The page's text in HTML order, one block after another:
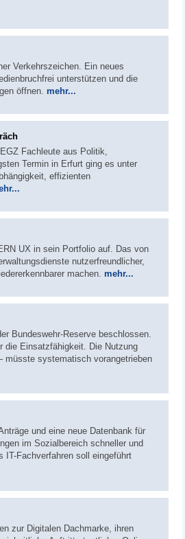
Verkehrszeichen. Ein neues
unterstützen und die
öffnen. mehr...
Fachleute aus Politik,
Termin in Erfurt ging es unter
effizienten
UX in sein Portfolio auf. Das von
nutzerfreundlicher,
machen. mehr...
Bundeswehr-Reserve beschlossen.
die Einsatzfähigkeit. Die Nutzung
müsste systematisch vorangetrieben
und eine neue Datenbank für
im Sozialbereich schneller und
IT-Fachverfahren soll eingeführt
zur Digitalen Dachmarke, ihren